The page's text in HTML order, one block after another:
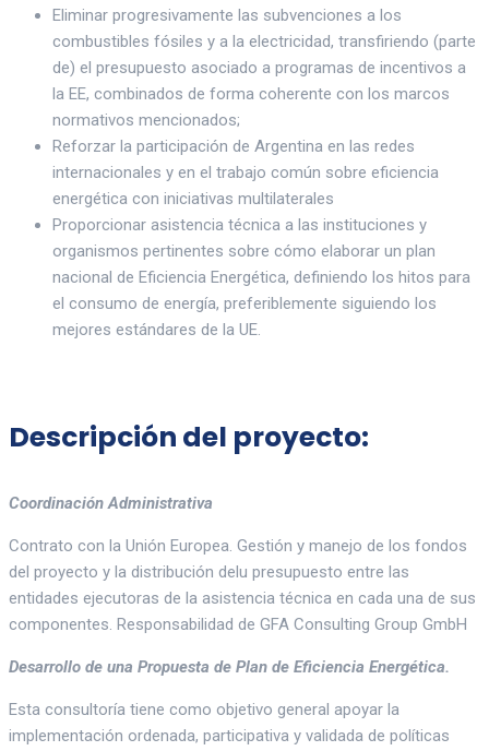
Eliminar progresivamente las subvenciones a los
combustibles fósiles y a la electricidad, transfiriendo (parte
de) el presupuesto asociado a programas de incentivos a
la EE, combinados de forma coherente con los marcos
normativos mencionados;
Reforzar la participación de Argentina en las redes
internacionales y en el trabajo común sobre eficiencia
energética con iniciativas multilaterales
Proporcionar asistencia técnica a las instituciones y
organismos pertinentes sobre cómo elaborar un plan
nacional de Eficiencia Energética, definiendo los hitos para
el consumo de energía, preferiblemente siguiendo los
mejores estándares de la UE.
Descripción del proyecto:
Coordinación Administrativa
Contrato con la Unión Europea. Gestión y manejo de los fondos
del proyecto y la distribución delu presupuesto entre las
entidades ejecutoras de la asistencia técnica en cada una de sus
componentes. Responsabilidad de GFA Consulting Group GmbH
Desarrollo de una Propuesta de Plan de Eficiencia Energética.
Esta consultoría tiene como objetivo general apoyar la
implementación ordenada, participativa y validada de políticas